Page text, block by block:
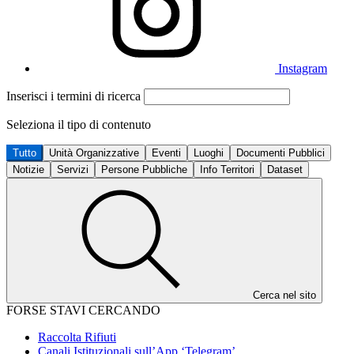
Instagram
Inserisci i termini di ricerca
Seleziona il tipo di contenuto
Tutto Unità Organizzative Eventi Luoghi
Documenti Pubblici
Notizie
Servizi Persone Pubbliche Info Territori Dataset
Cerca nel sito
FORSE STAVI CERCANDO
Raccolta Rifiuti
Canali Istituzionali sull’App ‘Telegram’